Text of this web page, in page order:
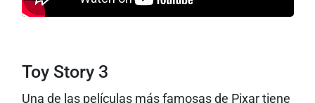
Toy Story 3
Una de las películas más famosas de Pixar tiene